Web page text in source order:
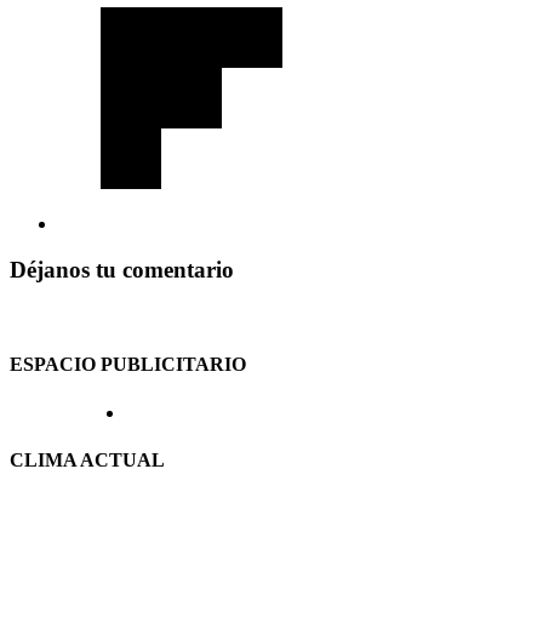
Déjanos tu comentario
ESPACIO PUBLICITARIO
CLIMA ACTUAL